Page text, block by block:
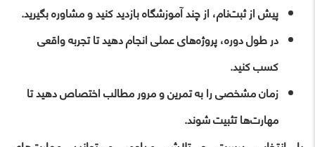
پیش از ثبت‌نام، از چند آموزشگاه بازدید کنید و مشاوره بگیرید.
در طول دوره، پروژه‌های عملی انجام دهید تا تجربه واقعی
کسب کنید.
زمان مشخصی را به تمرین و مرور مطالب اختصاص دهید تا
مهارت‌ها تثبیت شوند.